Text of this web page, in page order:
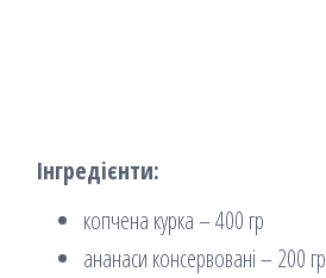
Інгредієнти:
копчена курка – 400 гр
ананаси консервовані – 200 гр